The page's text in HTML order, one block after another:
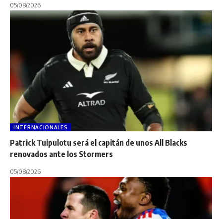
05/08/2026
INTERNACIONALES
Patrick Tuipulotu será el capitán de unos All Blacks
renovados ante los Stormers
05/08/2026